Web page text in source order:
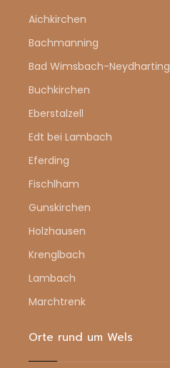
Aichkirchen
Bachmanning
Bad Wimsbach-Neydharting
Buchkirchen
Eberstalzell
Edt bei Lambach
Eferding
Fischlham
Gunskirchen
Holzhausen
Krenglbach
Lambach
Marchtrenk
Orte rund um Wels